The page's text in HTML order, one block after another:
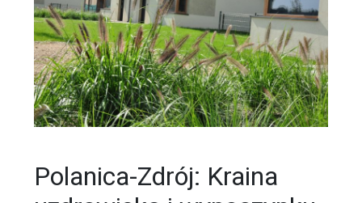
Polanica-Zdrój: Kraina